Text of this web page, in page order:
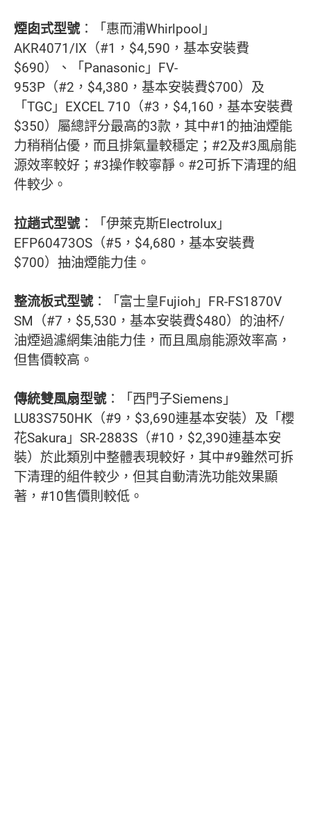
煙囱式型號：「惠而浦Whirlpool」
AKR4071/IX（#1，$4,590，基本安裝費
$690）、「Panasonic」FV-
953P（#2，$4,380，基本安裝費$700）及
「TGC」EXCEL 710（#3，$4,160，基本安裝費
$350）屬總評分最高的3款，其中#1的抽油煙能
力稍稍佔優，而且排氣量較穩定；#2及#3風扇能
源效率較好；#3操作較寧靜。#2可拆下清理的組
件較少。
拉趟式型號：「伊萊克斯Electrolux」
EFP60473OS（#5，$4,680，基本安裝費
$700）抽油煙能力佳。
整流板式型號：「富士皇Fujioh」FR-FS1870V
SM（#7，$5,530，基本安裝費$480）的油杯/
油煙過濾網集油能力佳，而且風扇能源效率高，
但售價較高。
傳統雙風扇型號：「西門子Siemens」
LU83S750HK（#9，$3,690連基本安裝）及「櫻
花Sakura」SR-2883S（#10，$2,390連基本安
裝）於此類別中整體表現較好，其中#9雖然可拆
下清理的組件較少，但其自動清洗功能效果顯
著，#10售價則較低。